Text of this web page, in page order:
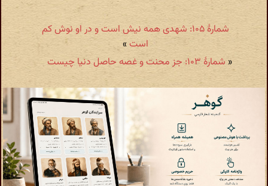
شمارهٔ ۱۰۵: شهدی همه نیش است و در او نوش کم
است»
« شمارهٔ ۱۰۳: جز محنت و غصه حاصل دنیا چیست